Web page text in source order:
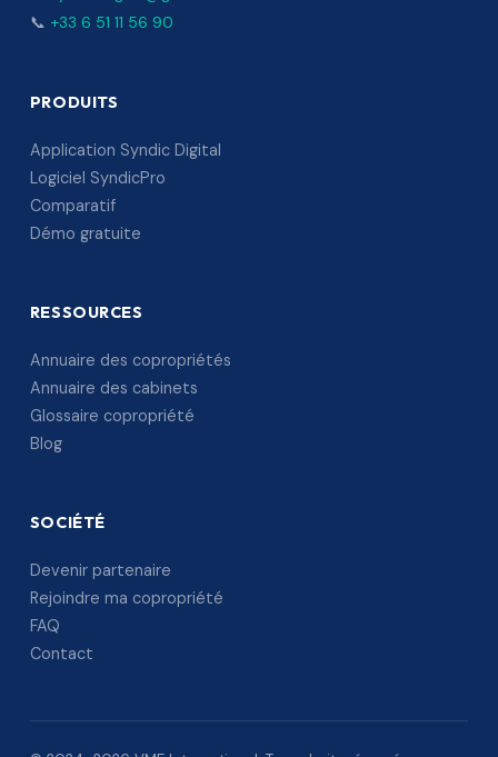
📞 +33 6 51 11 56 90
PRODUITS
Application Syndic Digital
Logiciel SyndicPro
Comparatif
Démo gratuite
RESSOURCES
Annuaire des copropriétés
Annuaire des cabinets
Glossaire copropriété
Blog
SOCIÉTÉ
Devenir partenaire
Rejoindre ma copropriété
FAQ
Contact